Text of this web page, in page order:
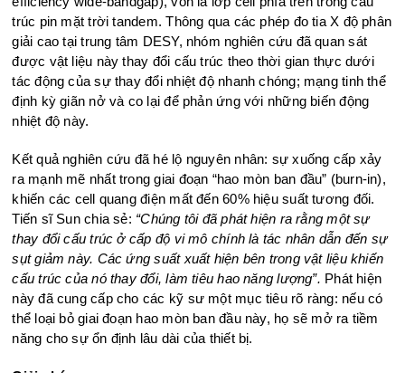
trúc pin mặt trời tandem. Thông qua các phép đo tia X độ phân
giải cao tại trung tâm DESY, nhóm nghiên cứu đã quan sát
được vật liệu này thay đổi cấu trúc theo thời gian thực dưới
tác động của sự thay đổi nhiệt độ nhanh chóng; mạng tinh thể
định kỳ giãn nở và co lại để phản ứng với những biến động
nhiệt độ này.
Kết quả nghiên cứu đã hé lộ nguyên nhân: sự xuống cấp xảy
ra mạnh mẽ nhất trong giai đoạn “hao mòn ban đầu” (burn-in),
khiến các cell quang điện mất đến 60% hiệu suất tương đối.
Tiến sĩ Sun chia sẻ: “Chúng tôi đã phát hiện ra rằng một sự
thay đổi cấu trúc ở cấp độ vi mô chính là tác nhân dẫn đến sự
sụt giảm này. Các ứng suất xuất hiện bên trong vật liệu khiến
cấu trúc của nó thay đổi, làm tiêu hao năng lượng”. Phát hiện
này đã cung cấp cho các kỹ sư một mục tiêu rõ ràng: nếu có
thể loại bỏ giai đoạn hao mòn ban đầu này, họ sẽ mở ra tiềm
năng cho sự ổn định lâu dài của thiết bị.